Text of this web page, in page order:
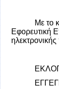
Με το
Εφορευτική